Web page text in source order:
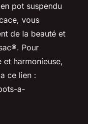
pot suspendu
vous
de la beauté et
Pour
harmonieuse,
ce lien :
a-